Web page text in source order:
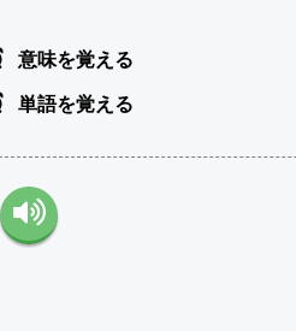
意味を覚える
単語を覚える